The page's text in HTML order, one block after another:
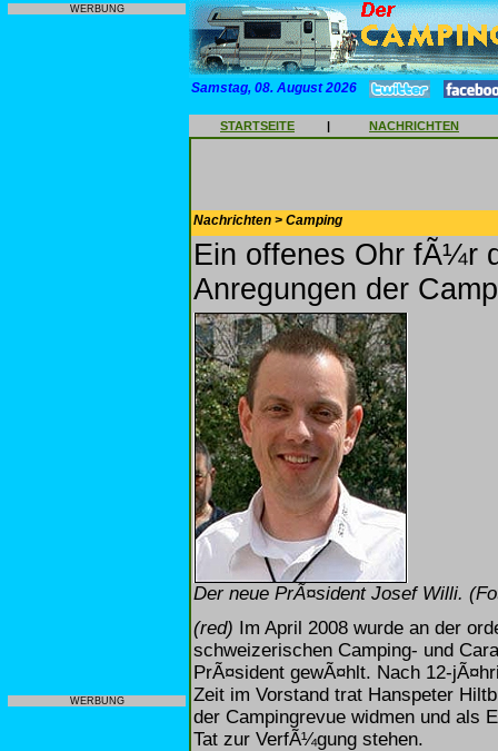
WERBUNG
WERBUNG
Samstag, 08. August 2026
STARTSEITE | NACHRICHTEN
Nachrichten > Camping
Ein offenes Ohr fÃ¼r
Anregungen der
Der neue PrÃ¤sident Josef Willi.
(red) Im April 2008 wurde an der
schweizerischen Camping- und
PrÃ¤sident gewÃ¤hlt. Nach 12-
Zeit im Vorstand trat Hanspeter
der Campingrevue widmen und als
Tat zur VerfÃ¼gung stehen.